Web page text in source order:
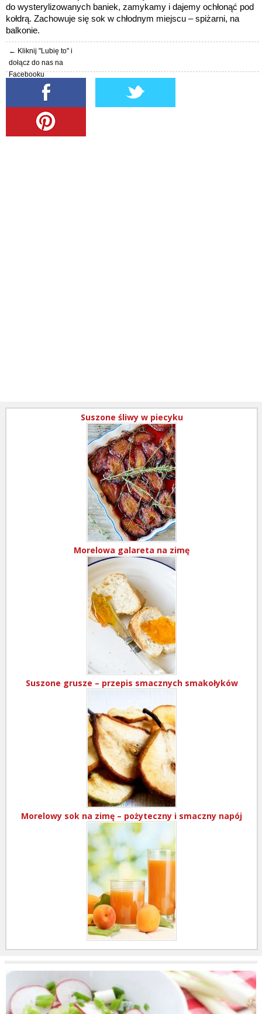
do wysterylizowanych baniek, zamykamy i dajemy ochłonąć pod
kołdrą. Zachowuje się sok w chłodnym miejscu – spiżarni, na
balkonie.
← Kliknij "Lubię to" i
dołącz do nas na
Facebooku
Suszone śliwy w piecyku
Morelowa galareta na zimę
Suszone grusze – przepis smacznych smakołyków
Morelowy sok na zimę – pożyteczny i smaczny napój